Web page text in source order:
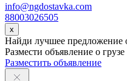
info@ngdostavka.com
88003026505
x
Найди лучшее предложение
Размести объявление о
Разместить объявление